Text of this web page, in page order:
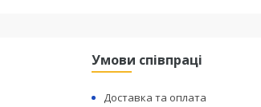
Умови співпраці
Доставка та оплата